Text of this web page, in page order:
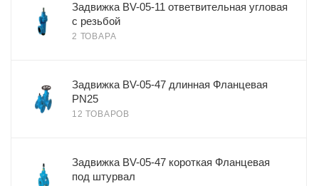
Задвижка BV-05-11 ответвительная угловая
с резьбой
2 ТОВАРА
Задвижка BV-05-47 длинная Фланцевая
PN25
12 ТОВАРОВ
Задвижка BV-05-47 короткая Фланцевая
под штурвал